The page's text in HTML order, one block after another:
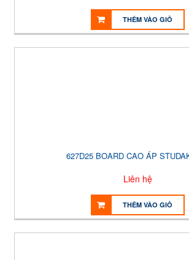
THÊM VÀO GIỎ
627D25 BOARD CAO ÁP
Liên hệ
THÊM VÀO GIỎ